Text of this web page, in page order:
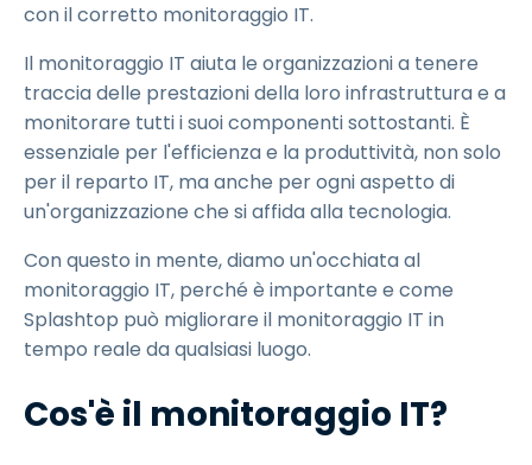
con il corretto monitoraggio IT.
Il monitoraggio IT aiuta le organizzazioni a tenere
traccia delle prestazioni della loro infrastruttura e a
monitorare tutti i suoi componenti sottostanti. È
essenziale per l'efficienza e la produttività, non solo
per il reparto IT, ma anche per ogni aspetto di
un'organizzazione che si affida alla tecnologia.
Con questo in mente, diamo un'occhiata al
monitoraggio IT, perché è importante e come
Splashtop può migliorare il monitoraggio IT in
tempo reale da qualsiasi luogo.
Cos'è il monitoraggio IT?